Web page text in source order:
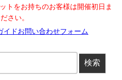
トをお持ちのお客様は開催初日ま
さい。
イドお問い合わせフォーム